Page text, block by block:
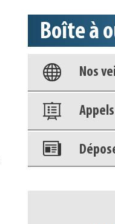
Boîte à
Base
Nos